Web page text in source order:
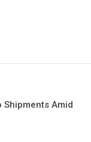
Shipments Amid